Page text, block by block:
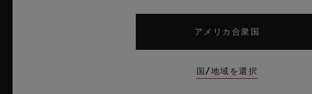
アメリカ合衆国
国/地域を選択